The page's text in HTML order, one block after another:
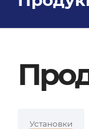
Установки